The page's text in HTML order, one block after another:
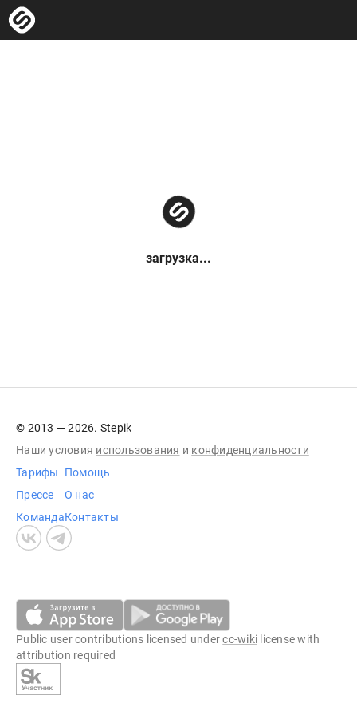
загрузка...
© 2013 — 2026. Stepik
Наши условия использования и конфиденциальности
Тарифы
Прессе
Команда
Помощь
О нас
Контакты
Public user contributions licensed undercc-wiki license with
attribution required